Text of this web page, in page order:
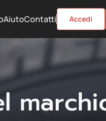
AiutoContatti Accedi